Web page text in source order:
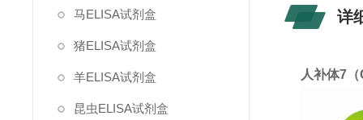
马ELISA试剂盒
猪ELISA试剂盒
羊ELISA试剂盒
昆虫ELISA试剂盒
详
人补体7